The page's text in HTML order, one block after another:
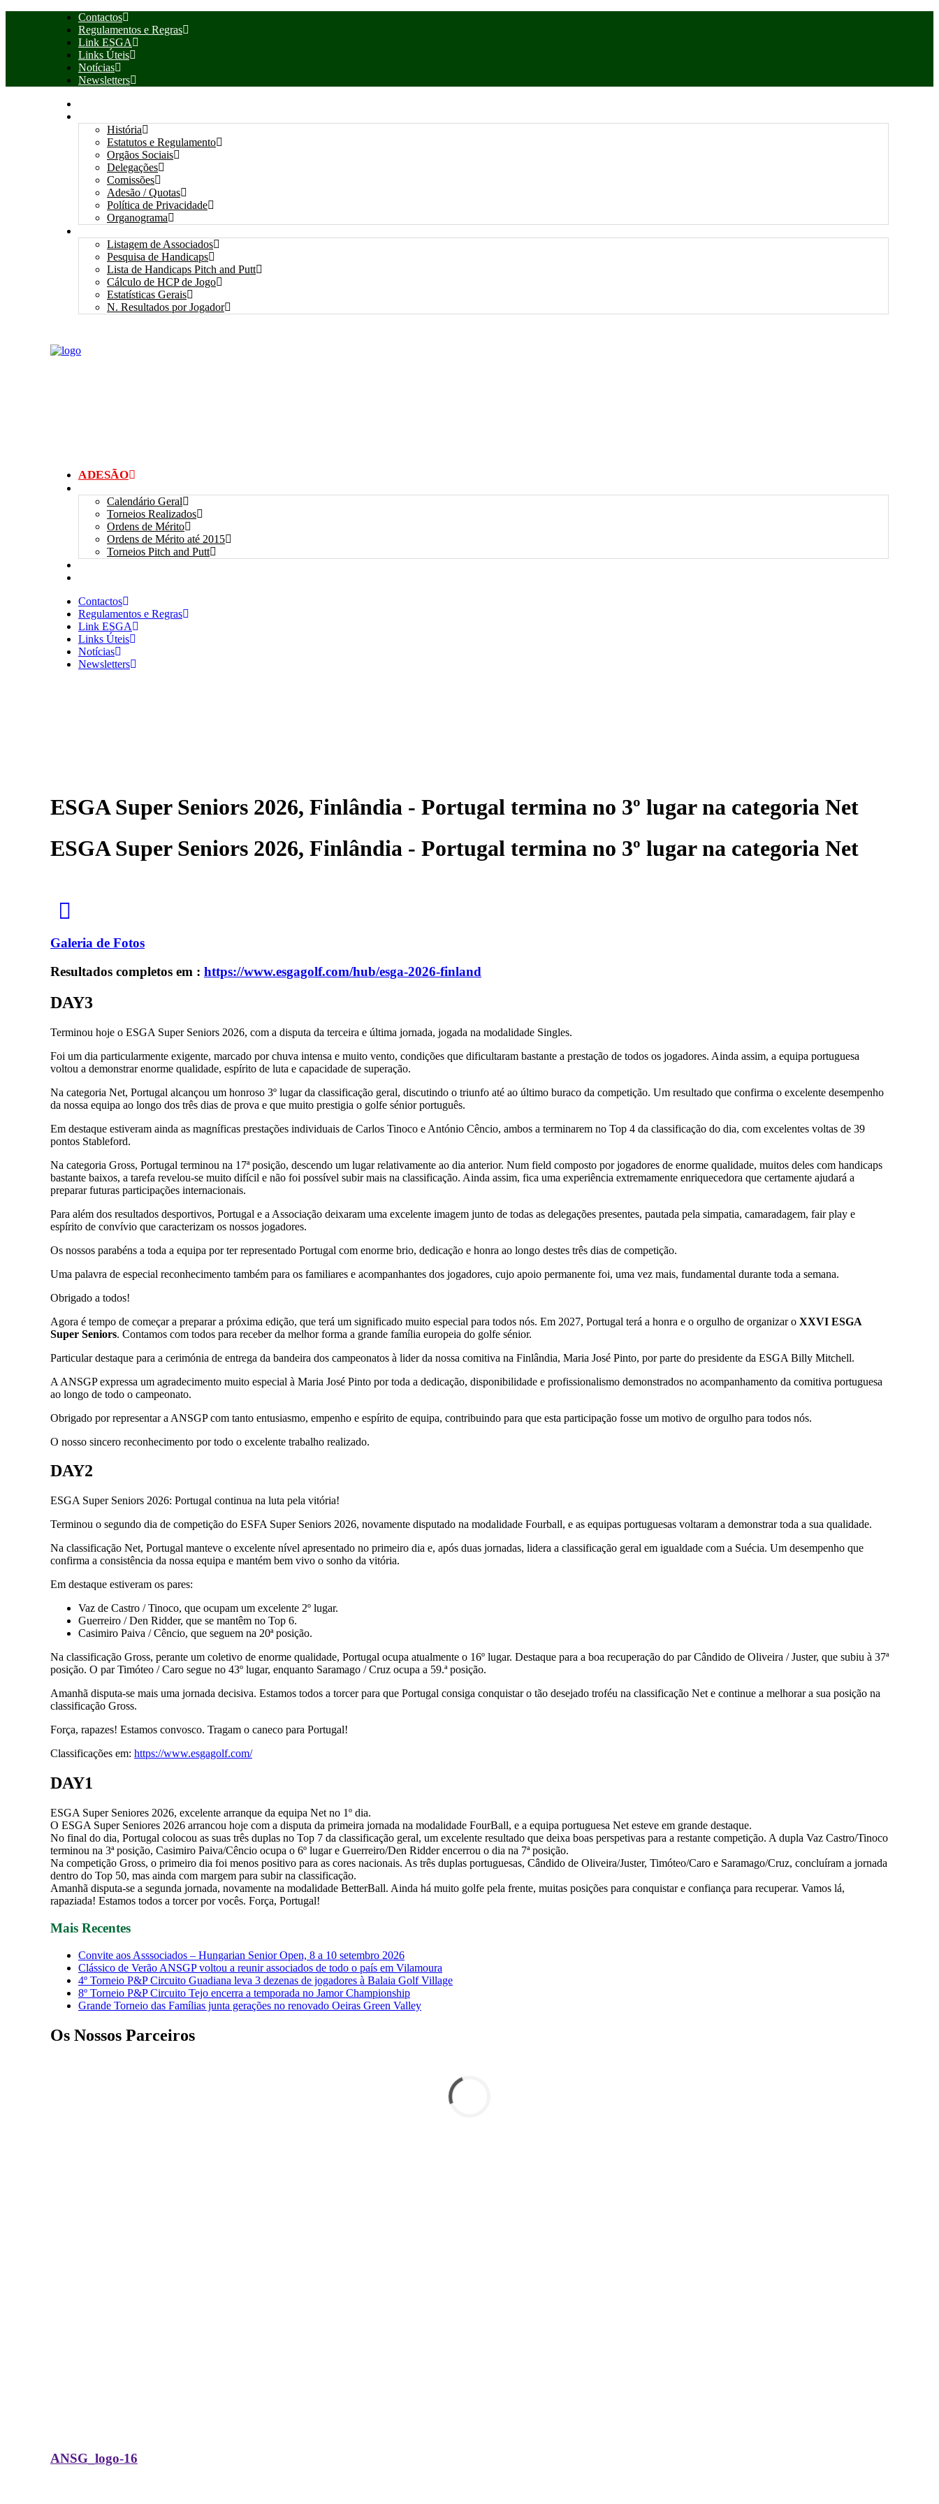
Contactos
Regulamentos e Regras
Link ESGA
Links Úteis
Notícias
Newsletters
História
Estatutos e Regulamento
Orgãos Sociais
Delegações
Comissões
Adesão / Quotas
Política de Privacidade
Organograma
Listagem de Associados
Pesquisa de Handicaps
Lista de Handicaps Pitch and Putt
Cálculo de HCP de Jogo
Estatísticas Gerais
N. Resultados por Jogador
ADESÃO
Calendário Geral
Torneios Realizados
Ordens de Mérito
Ordens de Mérito até 2015
Torneios Pitch and Putt
Contactos
Regulamentos e Regras
Link ESGA
Links Úteis
Notícias
Newsletters
ESGA Super Seniors 2026, Finlândia - Portugal termina no 3º lugar na categoria Net
ESGA Super Seniors 2026, Finlândia - Portugal termina no 3º lugar na categoria Net
Galeria de Fotos
Resultados completos em : https://www.esgagolf.com/hub/esga-2026-finland
DAY3
Terminou hoje o ESGA Super Seniors 2026, com a disputa da terceira e última jornada, jogada na modalidade Singles.
Foi um dia particularmente exigente, marcado por chuva intensa e muito vento, condições que dificultaram bastante a prestação de todos os jogadores. Ainda assim, a equipa portuguesa
voltou a demonstrar enorme qualidade, espírito de luta e capacidade de superação.
Na categoria Net, Portugal alcançou um honroso 3º lugar da classificação geral, discutindo o triunfo até ao último buraco da competição. Um resultado que confirma o excelente desempenho
da nossa equipa ao longo dos três dias de prova e que muito prestigia o golfe sénior português.
Em destaque estiveram ainda as magníficas prestações individuais de Carlos Tinoco e António Cêncio, ambos a terminarem no Top 4 da classificação do dia, com excelentes voltas de 39
pontos Stableford.
Na categoria Gross, Portugal terminou na 17ª posição, descendo um lugar relativamente ao dia anterior. Num field composto por jogadores de enorme qualidade, muitos deles com handicaps
bastante baixos, a tarefa revelou-se muito difícil e não foi possível subir mais na classificação. Ainda assim, fica uma experiência extremamente enriquecedora que certamente ajudará a
preparar futuras participações internacionais.
Para além dos resultados desportivos, Portugal e a Associação deixaram uma excelente imagem junto de todas as delegações presentes, pautada pela simpatia, camaradagem, fair play e
espírito de convívio que caracterizam os nossos jogadores.
Os nossos parabéns a toda a equipa por ter representado Portugal com enorme brio, dedicação e honra ao longo destes três dias de competição.
Uma palavra de especial reconhecimento também para os familiares e acompanhantes dos jogadores, cujo apoio permanente foi, uma vez mais, fundamental durante toda a semana.
Obrigado a todos!
Agora é tempo de começar a preparar a próxima edição, que terá um significado muito especial para todos nós. Em 2027, Portugal terá a honra e o orgulho de organizar o XXVI ESGA
Super Seniors. Contamos com todos para receber da melhor forma a grande família europeia do golfe sénior.
Particular destaque para a cerimónia de entrega da bandeira dos campeonatos à lider da nossa comitiva na Finlândia, Maria José Pinto, por parte do presidente da ESGA Billy Mitchell.
A ANSGP expressa um agradecimento muito especial à Maria José Pinto por toda a dedicação, disponibilidade e profissionalismo demonstrados no acompanhamento da comitiva portuguesa
ao longo de todo o campeonato.
Obrigado por representar a ANSGP com tanto entusiasmo, empenho e espírito de equipa, contribuindo para que esta participação fosse um motivo de orgulho para todos nós.
O nosso sincero reconhecimento por todo o excelente trabalho realizado.
DAY2
ESGA Super Seniors 2026: Portugal continua na luta pela vitória!
Terminou o segundo dia de competição do ESFA Super Seniors 2026, novamente disputado na modalidade Fourball, e as equipas portuguesas voltaram a demonstrar toda a sua qualidade.
Na classificação Net, Portugal manteve o excelente nível apresentado no primeiro dia e, após duas jornadas, lidera a classificação geral em igualdade com a Suécia. Um desempenho que
confirma a consistência da nossa equipa e mantém bem vivo o sonho da vitória.
Em destaque estiveram os pares:
Vaz de Castro / Tinoco, que ocupam um excelente 2º lugar.
Guerreiro / Den Ridder, que se mantêm no Top 6.
Casimiro Paiva / Cêncio, que seguem na 20ª posição.
Na classificação Gross, perante um coletivo de enorme qualidade, Portugal ocupa atualmente o 16º lugar. Destaque para a boa recuperação do par Cândido de Oliveira / Juster, que subiu à 37ª
posição. O par Timóteo / Caro segue no 43º lugar, enquanto Saramago / Cruz ocupa a 59.ª posição.
Amanhã disputa-se mais uma jornada decisiva. Estamos todos a torcer para que Portugal consiga conquistar o tão desejado troféu na classificação Net e continue a melhorar a sua posição na
classificação Gross.
Força, rapazes! Estamos convosco. Tragam o caneco para Portugal!
Classificações em: https://www.esgagolf.com/
DAY1
ESGA Super Seniores 2026, excelente arranque da equipa Net no 1º dia.
O ESGA Super Seniores 2026 arrancou hoje com a disputa da primeira jornada na modalidade FourBall, e a equipa portuguesa Net esteve em grande destaque.
No final do dia, Portugal colocou as suas três duplas no Top 7 da classificação geral, um excelente resultado que deixa boas perspetivas para a restante competição. A dupla Vaz Castro/Tinoco
terminou na 3ª posição, Casimiro Paiva/Cêncio ocupa o 6º lugar e Guerreiro/Den Ridder encerrou o dia na 7ª posição.
Na competição Gross, o primeiro dia foi menos positivo para as cores nacionais. As três duplas portuguesas, Cândido de Oliveira/Juster, Timóteo/Caro e Saramago/Cruz, concluíram a jornada
dentro do Top 50, mas ainda com margem para subir na classificação.
Amanhã disputa-se a segunda jornada, novamente na modalidade BetterBall. Ainda há muito golfe pela frente, muitas posições para conquistar e confiança para recuperar. Vamos lá,
rapaziada! Estamos todos a torcer por vocês. Força, Portugal!
Mais Recentes
Convite aos Asssociados – Hungarian Senior Open, 8 a 10 setembro 2026
Clássico de Verão ANSGP voltou a reunir associados de todo o país em Vilamoura
4º Torneio P&P Circuito Guadiana leva 3 dezenas de jogadores à Balaia Golf Village
8º Torneio P&P Circuito Tejo encerra a temporada no Jamor Championship
Grande Torneio das Famílias junta gerações no renovado Oeiras Green Valley
Os Nossos Parceiros
ANSG_logo-16